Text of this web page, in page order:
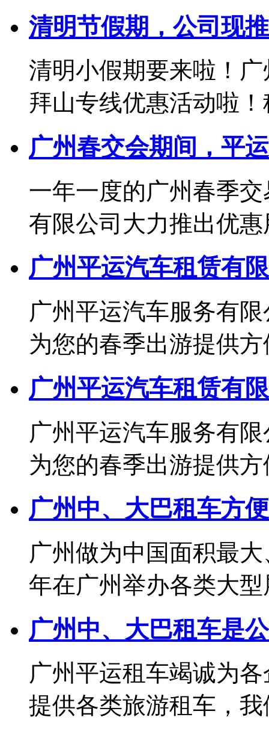
清明节假期，公司现
清明小假期要来啦！
拜山专线优惠活动啦！
广州春交会期间，平
一年一度的广州春季
有限公司大力推出优惠
广州平运汽车租赁有
广州平运汽车服务有
为您的春季出游提供方
广州平运汽车租赁有
广州平运汽车服务有
为您的春季出游提供方
广州中、大巴租车方
广州做为中国面积最
年在广州举办各类大型
广州中、大巴租车是
广州平运租车竭诚为
提供各类旅游租车，我